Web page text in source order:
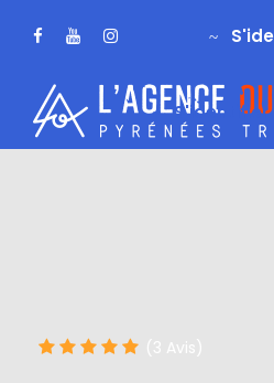
S'identifier
(3 Avis)